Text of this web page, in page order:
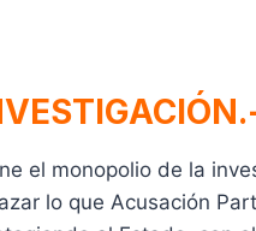
el monopolio de la
lo que Acusación